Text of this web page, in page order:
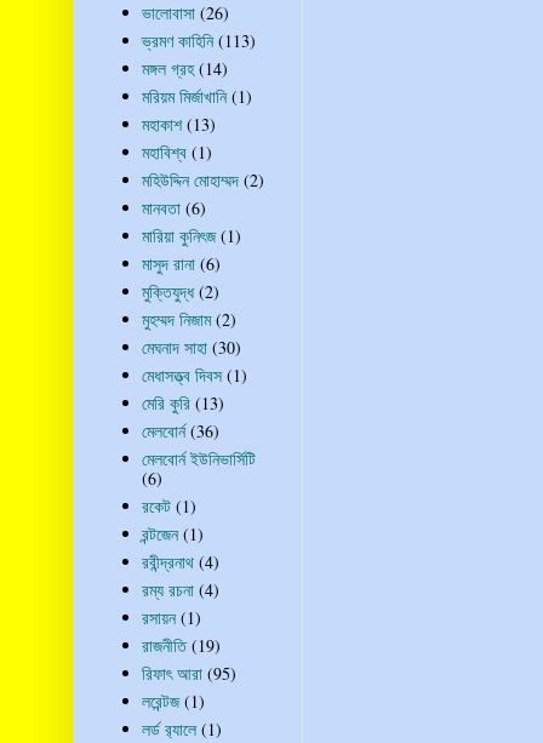
ভালোবাসা (26)
ভ্রমণ কাহিনি (113)
মঙ্গল গ্রহ (14)
মরিয়ম মির্জাখানি (1)
মহাকাশ (13)
মহাবিশ্ব (1)
মহিউদ্দিন মোহাম্মদ (2)
মানবতা (6)
মারিয়া কুনিৎজ (1)
মাসুদ রানা (6)
মুক্তিযুদ্ধ (2)
মুহম্মদ নিজাম (2)
মেঘনাদ সাহা (30)
মেধাসত্ত্ব দিবস (1)
মেরি কুরি (13)
মেলবোর্ন (36)
মেলবোর্ন ইউনিভার্সিটি
(6)
রকেট (1)
রন্টজেন (1)
রবীন্দ্রনাথ (4)
রম্য রচনা (4)
রসায়ন (1)
রাজনীতি (19)
রিফাৎ আরা (95)
লরেন্টজ (1)
লর্ড র‍্যালে (1)